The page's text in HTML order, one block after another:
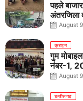
पहले
अंतरजिला
August
क्राइम
गुम
नंबर-1,
August
छत्तीसगढ़